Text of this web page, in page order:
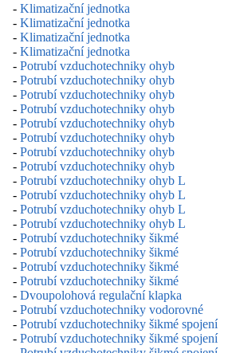
- Klimatizační jednotka
- Klimatizační jednotka
- Klimatizační jednotka
- Klimatizační jednotka
- Potrubí vzduchotechniky ohyb
- Potrubí vzduchotechniky ohyb
- Potrubí vzduchotechniky ohyb
- Potrubí vzduchotechniky ohyb
- Potrubí vzduchotechniky ohyb
- Potrubí vzduchotechniky ohyb
- Potrubí vzduchotechniky ohyb
- Potrubí vzduchotechniky ohyb
- Potrubí vzduchotechniky ohyb L
- Potrubí vzduchotechniky ohyb L
- Potrubí vzduchotechniky ohyb L
- Potrubí vzduchotechniky ohyb L
- Potrubí vzduchotechniky šikmé
- Potrubí vzduchotechniky šikmé
- Potrubí vzduchotechniky šikmé
- Potrubí vzduchotechniky šikmé
- Dvoupolohová regulační klapka
- Potrubí vzduchotechniky vodorovné
- Potrubí vzduchotechniky šikmé spojení
- Potrubí vzduchotechniky šikmé spojení